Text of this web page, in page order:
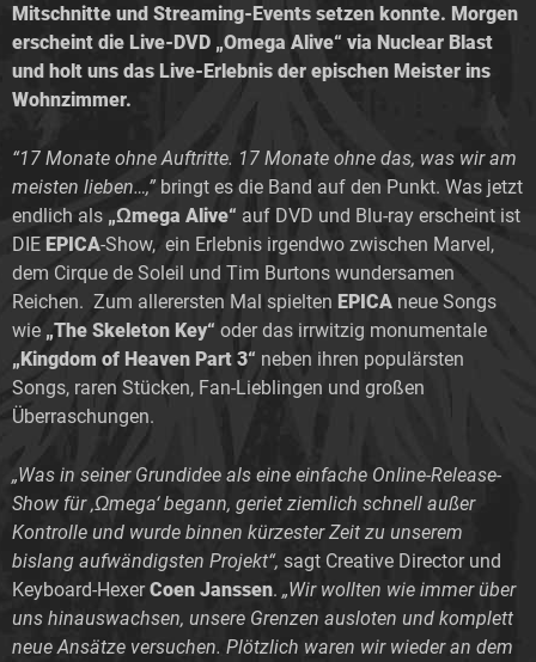
Mitschnitte und Streaming-Events setzen konnte. Morgen
erscheint die Live-DVD „Omega Alive“ via Nuclear Blast
und holt uns das Live-Erlebnis der epischen Meister ins
Wohnzimmer.
“17 Monate ohne Auftritte. 17 Monate ohne das, was wir am
meisten lieben…,” bringt es die Band auf den Punkt. Was jetzt
endlich als „Ωmega Alive“ auf DVD und Blu-ray erscheint ist
DIE EPICA-Show, ein Erlebnis irgendwo zwischen Marvel,
dem Cirque de Soleil und Tim Burtons wundersamen
Reichen. Zum allerersten Mal spielten EPICA neue Songs
wie „The Skeleton Key“ oder das irrwitzig monumentale
„Kingdom of Heaven Part 3“ neben ihren populärsten
Songs, raren Stücken, Fan-Lieblingen und großen
Überraschungen.
„Was in seiner Grundidee als eine einfache Online-Release-
Show für ‚Ωmega‘ begann, geriet ziemlich schnell außer
Kontrolle und wurde binnen kürzester Zeit zu unserem
bislang aufwändigsten Projekt“, sagt Creative Director und
Keyboard-HexerCoen Janssen. „Wir wollten wie immer über
uns hinauswachsen, unsere Grenzen ausloten und komplett
neue Ansätze versuchen. Plötzlich waren wir wieder an dem